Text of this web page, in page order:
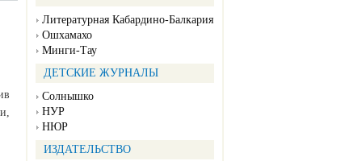
Литературная Кабардино-Балкария
Ошхамахо
Минги-Тау
ДЕТСКИЕ ЖУРНАЛЫ
Солнышко
НУР
НЮР
ИЗДАТЕЛЬСТВО